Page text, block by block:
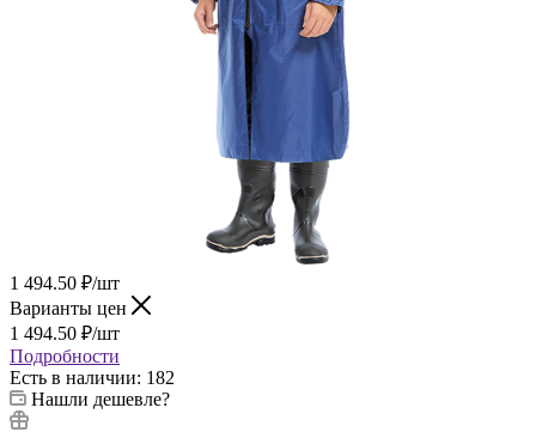
1 494.50 ₽/шт
Варианты цен
1 494.50 ₽/шт
Подробности
Есть в наличии: 182
Нашли дешевле?